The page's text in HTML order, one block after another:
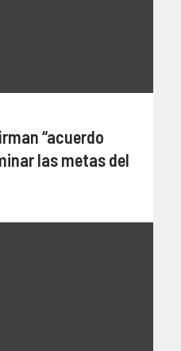
“acuerdo
las metas del